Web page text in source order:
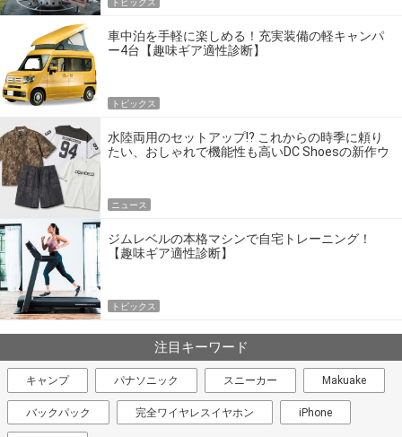
トピックス
車中泊を手軽に楽しめる！充実装備の軽キャンパ
ー4台【趣味ギア適性診断】
トピックス
水陸両用のセットアップ!? これからの時季に頼り
たい、おしゃれで機能性も高いDC Shoesの新作ウ
ニュース
ジムレベルの本格マシンで自宅トレーニング！
【趣味ギア適性診断】
トピックス
注目キーワード
キャンプ パナソニック スニーカー Makuake
バックパック 完全ワイヤレスイヤホン iPhone